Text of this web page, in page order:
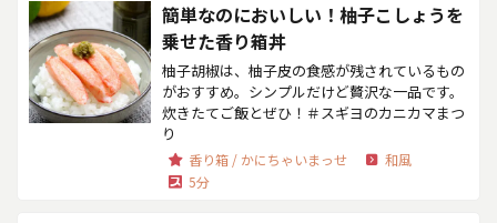
簡単なのにおいしい！柚子こしょうを
乗せた香り箱丼
柚子胡椒は、柚子皮の食感が残されているもの
がおすすめ。シンプルだけど贅沢な一品です。
炊きたてご飯とぜひ！＃スギヨのカニカマまつ
り
香り箱 / かにちゃいまっせ
和風
5分